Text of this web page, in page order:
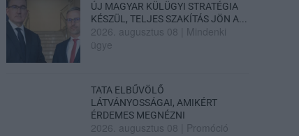
ÚJ MAGYAR KÜLÜGYI STRATÉGIA
KÉSZÜL, TELJES SZAKÍTÁS JÖN A...
2026. augusztus 08
Mindenki
ügye
TATA ELBŰVÖLŐ
LÁTVÁNYOSSÁGAI, AMIKÉRT
ÉRDEMES MEGNÉZNI
2026. augusztus 08 Promóció